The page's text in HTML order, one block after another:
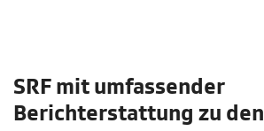
SRF mit umfassender
Berichterstattung zu den